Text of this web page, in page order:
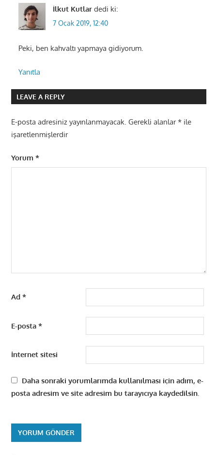
İlkut Kutlar dedi ki:
7 Ocak 2019, 12:40
Peki, ben kahvaltı yapmaya gidiyorum.
Yanıtla
LEAVE A REPLY
E-posta adresiniz yayınlanmayacak. Gerekli alanlar*ile
işaretlenmişlerdir
Yorum *
Ad *
E-posta *
İnternet sitesi
Daha sonraki yorumlarımda kullanılması için adım, e-
posta adresim ve site adresim bu tarayıcıya kaydedilsin.